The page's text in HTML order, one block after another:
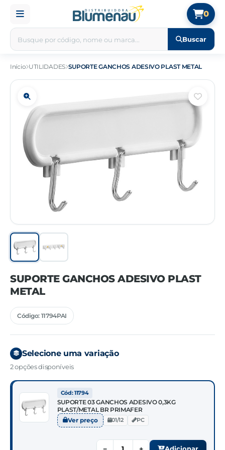
Buscar
0
Início UTILIDADES SUPORTE GANCHOS ADESIVO PLAST METAL
SUPORTE GANCHOS ADESIVO PLAST
METAL
Código: 11794PAI
Selecione uma variação
2 opções disponíveis
Cód: 11794
SUPORTE 03 GANCHOS ADESIVO 0,3KG
PLAST/METAL BR PRIMAFER
Ver preço 01/12 PC